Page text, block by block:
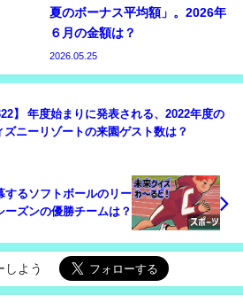
夏のボーナス平均額」。2026年
６月の金額は？
2026.05.25
】 年度始まりに発表される、2022年度の
ズニーリゾートの来園ゲスト数は？
するソフトボールのリー
ーズンの優勝チームは？
しよう